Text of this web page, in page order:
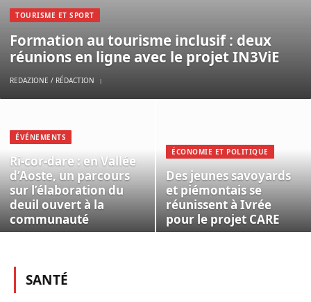
TOURISME ET SPORT
Formation au tourisme inclusif : deux
réunions en ligne avec le projet IN3ViE
REDAZIONE / RÉDACTION
ÉVÉNEMENTS
Ri-cor-dare : en Vallée
d’Aoste, un parcours
sur l’élaboration du
deuil ouvert à la
communauté
ÉCONOMIE ET POLITIQUE
Des jeunes savoyards
et piémontais se
réunissent à Ivrée
pour le projet CARE
SANTÉ